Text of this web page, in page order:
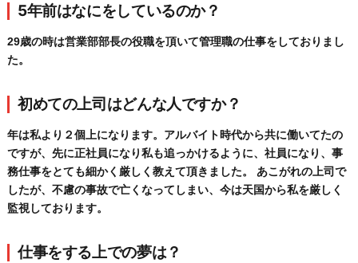
5年前はなにをしているのか？
29歳の時は営業部部長の役職を頂いて管理職の仕事をしておりまし
た。
初めての上司はどんな人ですか？
年は私より２個上になります。アルバイト時代から共に働いてたの
ですが、先に正社員になり私も追っかけるように、社員になり、事
務仕事をとても細かく厳しく教えて頂きました。 あこがれの上司で
したが、不慮の事故で亡くなってしまい、今は天国から私を厳しく
監視しております。
仕事をする上での夢は？